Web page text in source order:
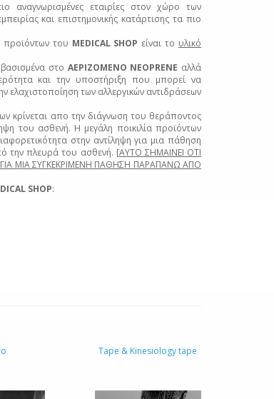
αναγνωρισμένες εταιρίες στον χώρο των
και επιστημονικής κατάρτισης τα πιο
προϊόντων του MEDICAL SHOP είναι το υλικό
βασισμένα στο ΑΕΡΙΖΟΜΕΝΟ NEOPRENE αλλά
και την υποστήριξη που μπορεί να
ελαχιστοποίηση των αλλεργικών αντιδράσεων
κρίνεται απο την διάγνωση του θεράποντος
του ασθενή. Η μεγάλη ποικιλία προϊόντων
στην αντίληψη για μια πάθηση
την πλευρά του ασθενή. [ΑΥΤΟ ΣΗΜΑΙΝΕΙ ΟΤΙ
ΜΙΑ ΣΥΓΚΕΚΡΙΜΕΝΗ ΠΑΘΗΣΗ ΠΑΡΑΠΑΝΩ ΑΠΟ
SHOP:
Tape & Kinesiology tape